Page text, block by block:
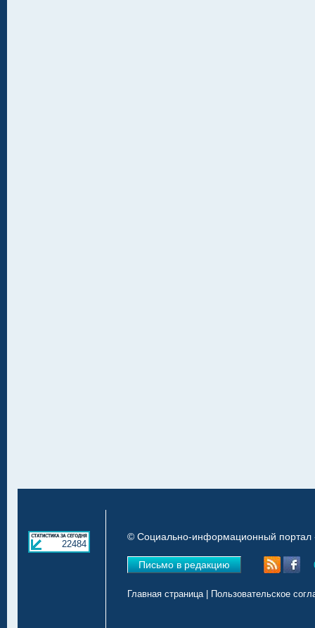
22484
© Социально-информационный портал
Письмо в редакцию
Главная страница| Пользовательское